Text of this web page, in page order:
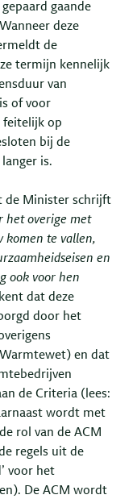
gaande
deze
de
termijn kennelijk
van
of voor
feitelijk op
bij de
is.
de Minister schrijft
het overige met
komen te vallen,
en
ook voor hen
dat deze
door het
en dat
de Criteria (lees:
wordt met
rol van de ACM
regels uit de
voor het
De ACM wordt